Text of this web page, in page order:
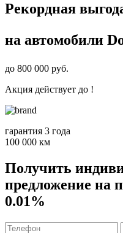
Рекордная
на автомобили
до 800 000 руб.
Акция действует до !
гарантия 3 года
100 000 км
Получить
предложение на
0.01%